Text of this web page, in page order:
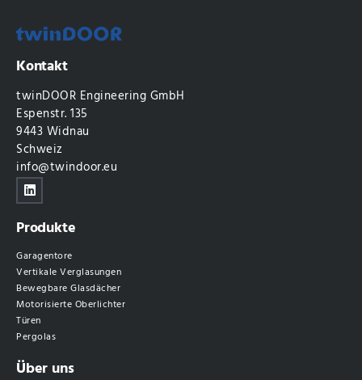
Kontakt
twinDOOR Engineering GmbH
Espenstr. 135
9443 Widnau
Schweiz
info@twindoor.eu
Produkte
Garagentore
Vertikale Verglasungen
Bewegbare Glasdächer
Motorisierte Oberlichter
Türen
Pergolas
Über uns